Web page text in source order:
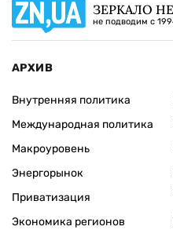
ЗЕРКАЛО
не подводим с
АРХИВ
Внутренняя политика
Международная политика
Макроуровень
Энергорынок
Приватизация
Экономика регионов